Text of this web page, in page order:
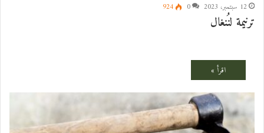
12 سبتمبر، 2023 0
924
ترنيمة لنُنغال